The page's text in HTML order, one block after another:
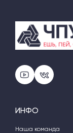
ИНФО
Наша команда